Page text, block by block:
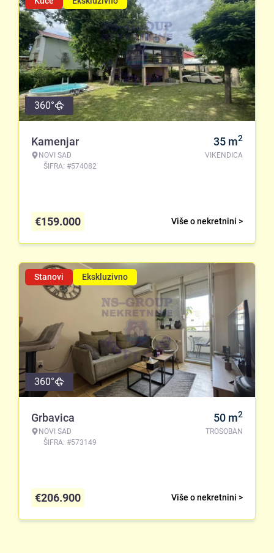
360°
Kamenjar
NOVI SAD
ŠIFRA: #574082
35 m2
VIKENDICA
Više o nekretnini >
€159.000
Stanovi Ekskluzivno
360°
Grbavica
NOVI SAD
ŠIFRA: #573149
50 m2
TROSOBAN
Više o nekretnini >
€206.900